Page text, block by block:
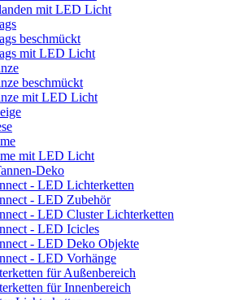
mit LED Licht
beschmückt
mit LED Licht
beschmückt
mit LED Licht
mit LED Licht
Deko
- LED Lichterketten
- LED Zubehör
- LED Cluster Lichterketten
- LED Icicles
- LED Deko Objekte
- LED Vorhänge
für Außenbereich
für Innenbereich